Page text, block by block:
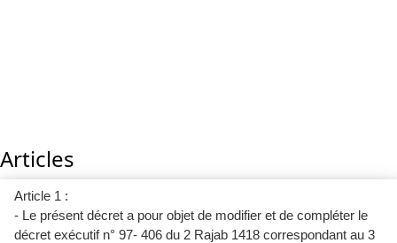
Articles
Article 1 :
- Le présent décret a pour objet de modifier et de compléter le
décret exécutif n° 97- 406 du 2 Rajab 1418 correspondant au 3